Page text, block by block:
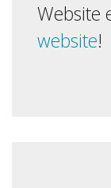
Website
website!